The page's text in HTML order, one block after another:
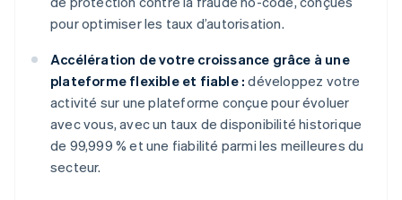
pour optimiser les taux d’autorisation.
Accélération de votre croissance grâce à une
plateforme flexible et fiable : développez votre
activité sur une plateforme conçue pour évoluer
avec vous, avec un taux de disponibilité historique
de 99,999 % et une fiabilité parmi les meilleures du
secteur.